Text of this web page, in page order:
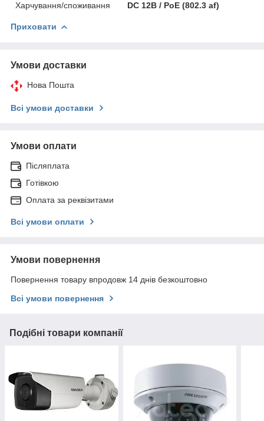
Харчування/споживання
DC 12В / PoE (802.3 af)
Приховати
Умови доставки
Нова Пошта
Всі умови доставки
Умови оплати
Післяплата
Готівкою
Оплата за реквізитами
Всі умови оплати
Умови повернення
Повернення товару впродовж 14 днів безкоштовно
Всі умови повернення
Подібні товари компанії